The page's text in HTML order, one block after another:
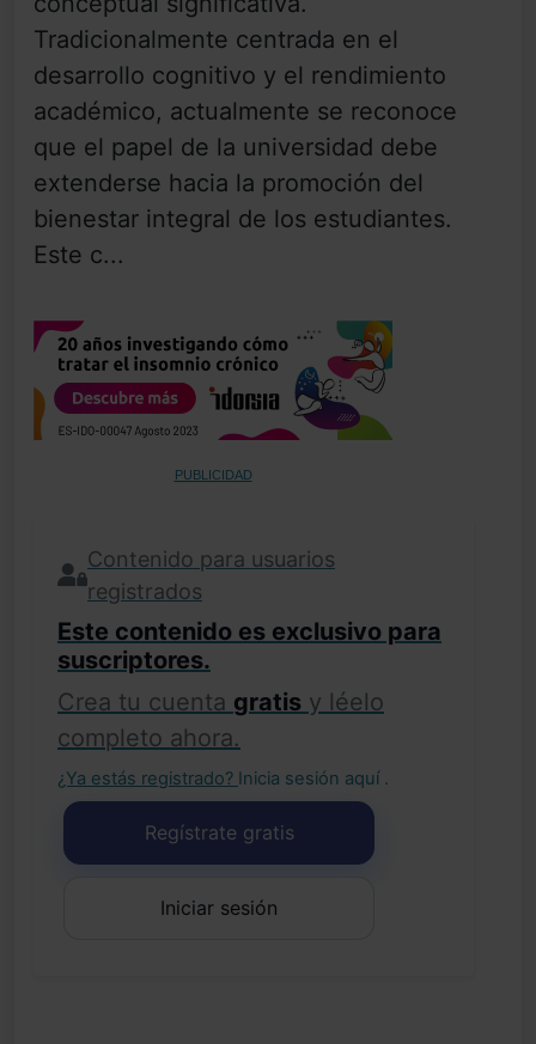
Tradicionalmente centrada en el
desarrollo cognitivo y el rendimiento
académico, actualmente se reconoce
que el papel de la universidad debe
extenderse hacia la promoción del
bienestar integral de los estudiantes.
Este c...
PUBLICIDAD
Contenido para usuarios
registrados
Este contenido es exclusivo para
suscriptores.
Crea tu cuenta gratis y léelo
completo ahora.
¿Ya estás registrado? Inicia sesión aquí .
Regístrate gratis
Iniciar sesión